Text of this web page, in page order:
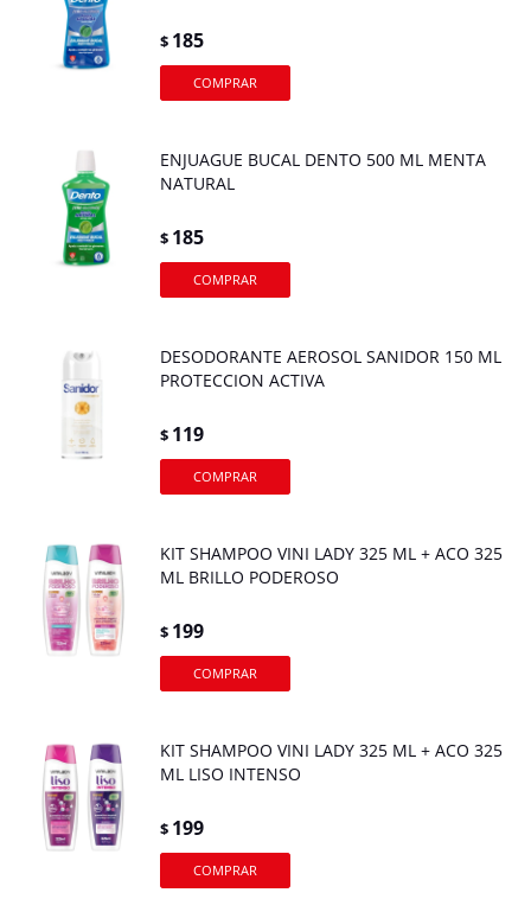
$ 185
ENJUAGUE BUCAL DENTO 500 ML MENTA
NATURAL
$ 185
DESODORANTE AEROSOL SANIDOR 150 ML
PROTECCION ACTIVA
$ 119
KIT SHAMPOO VINI LADY 325 ML + ACO 325
ML BRILLO PODEROSO
$ 199
KIT SHAMPOO VINI LADY 325 ML + ACO 325
ML LISO INTENSO
$ 199